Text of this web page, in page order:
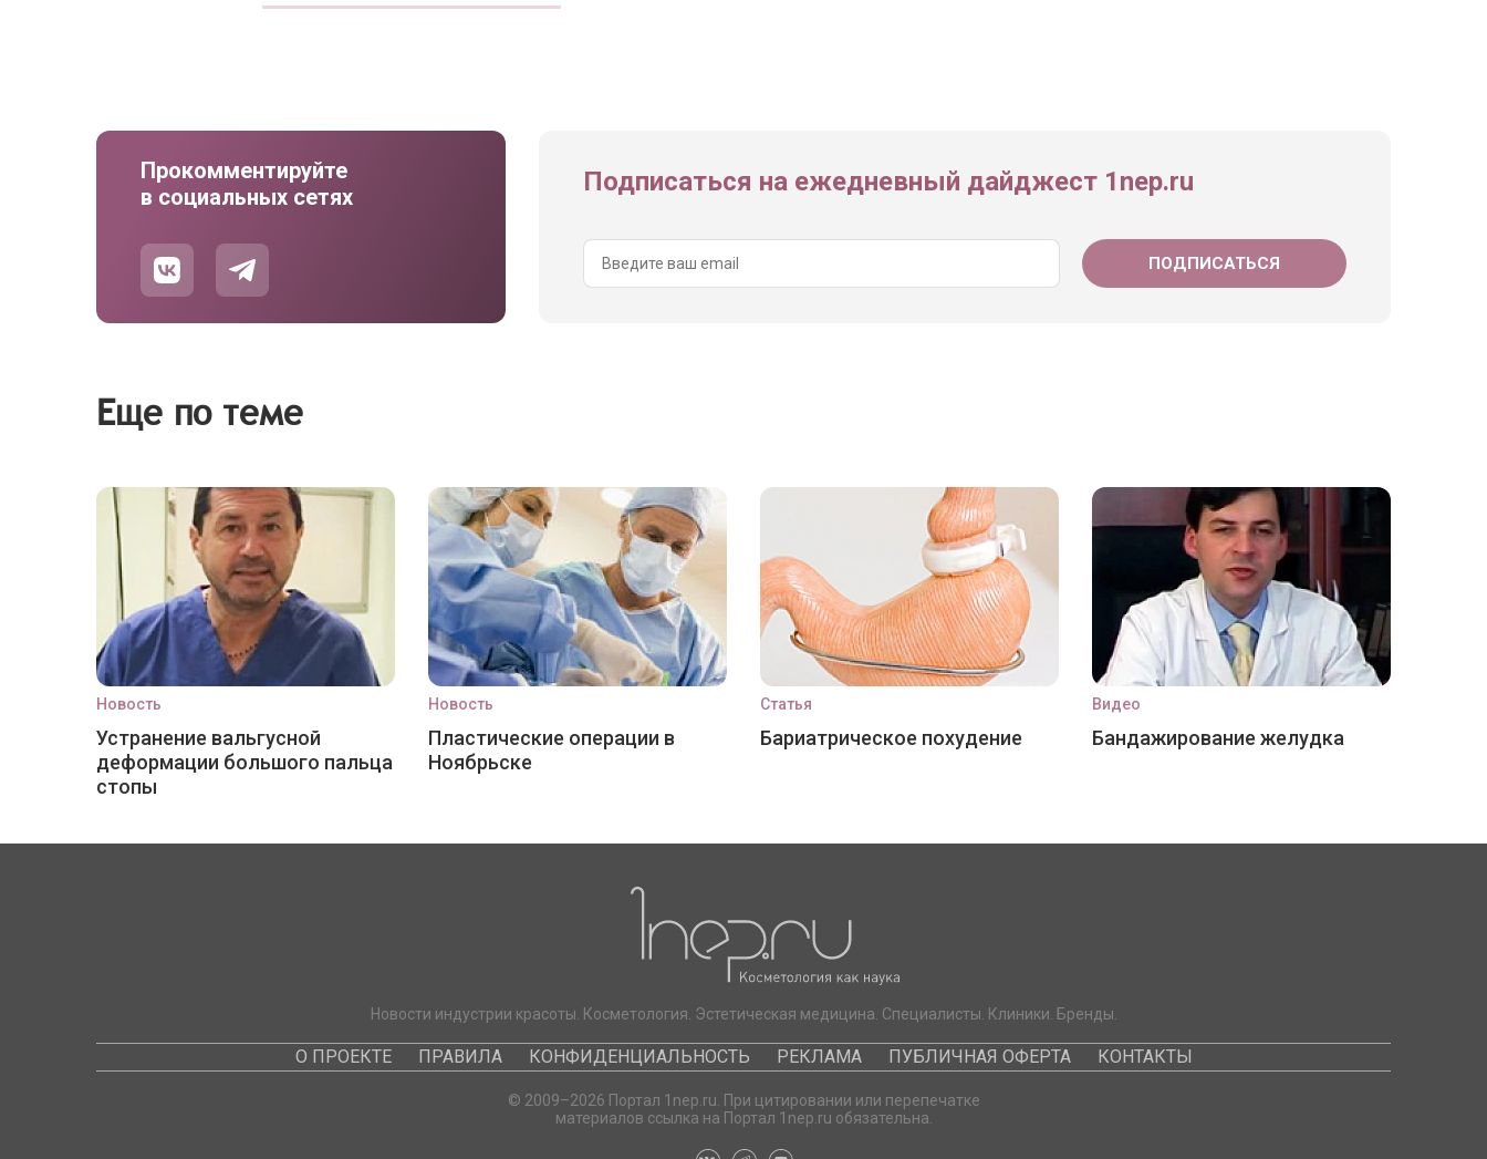
Прокомментируйте
в социальных сетях
Подписаться на ежедневный дайджест 1nep.ru
Еще по теме
Новость
Устранение вальгусной
деформации большого пальца
стопы
Новость
Пластические операции в
Ноябрьске
Статья
Бариатрическое похудение
Видео
Бандажирование желудка
Новости индустрии красоты. Косметология. Эстетическая медицина. Специалисты. Клиники. Бренды.
О ПРОЕКТЕ ПРАВИЛА КОНФИДЕНЦИАЛЬНОСТЬ РЕКЛАМА ПУБЛИЧНАЯ ОФЕРТА КОНТАКТЫ
© 2009–2026 Портал 1nep.ru. При цитировании или перепечатке
материалов ссылка на Портал 1nep.ru обязательна.